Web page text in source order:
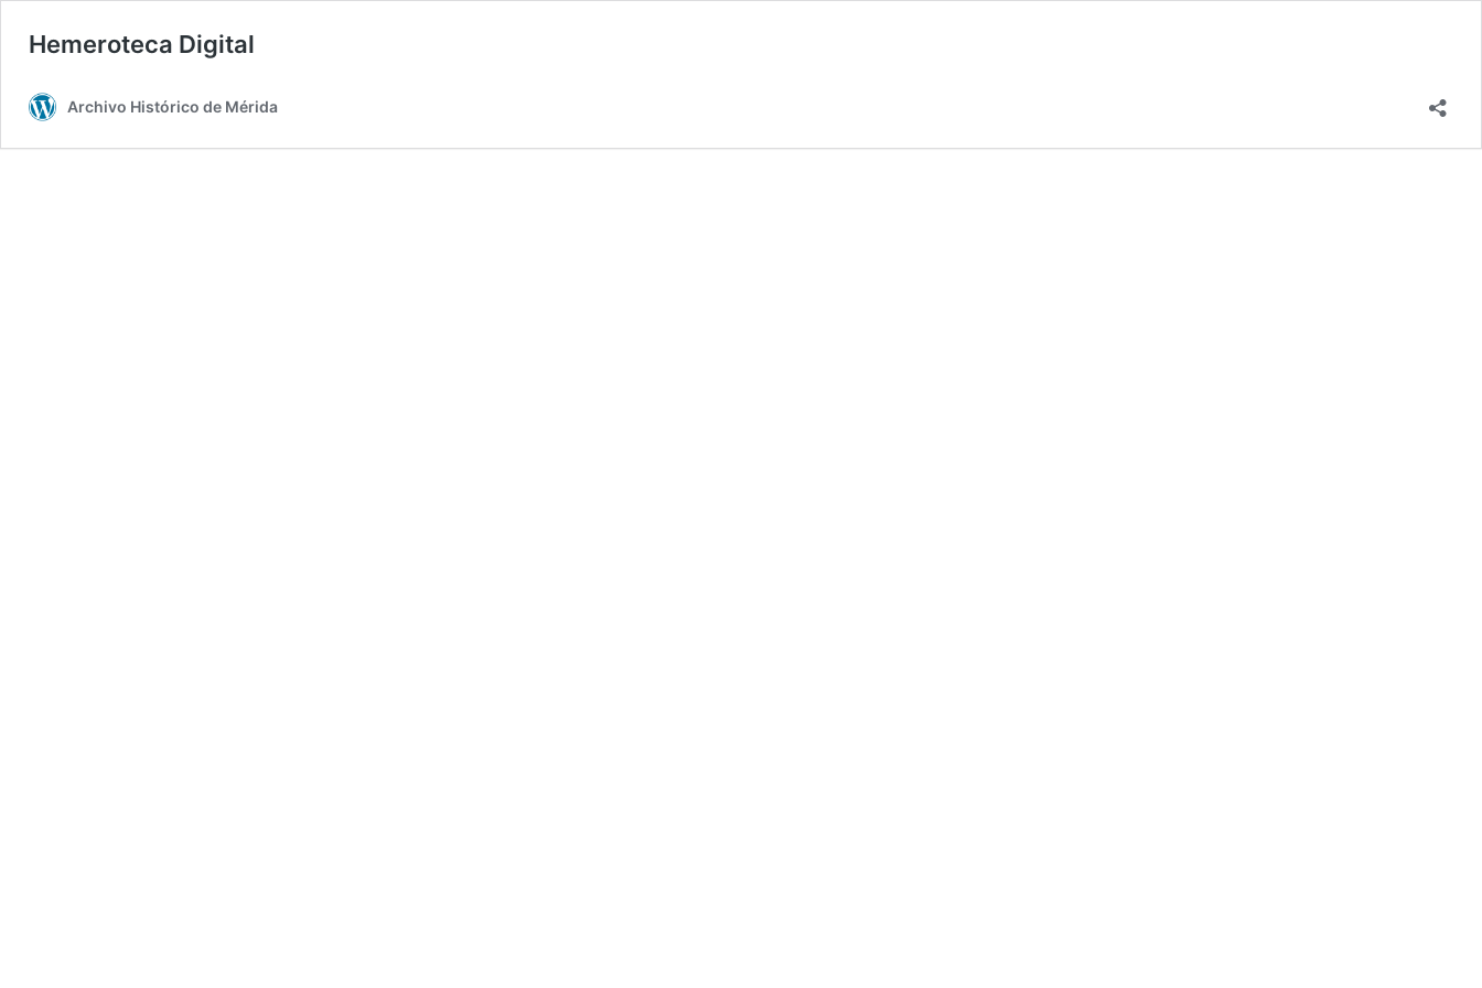
Hemeroteca Digital
Archivo Histórico de Mérida